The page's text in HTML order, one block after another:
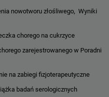
nowotworu złośliwego, Wyniki
chorego na cukrzyce
zarejestrowanego w Poradni
na zabiegi fizjoterapeutyczne
badań serologicznych